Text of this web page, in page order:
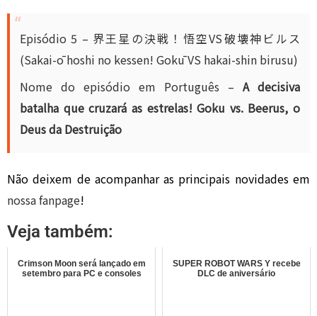
Episódio 5 – 界王星の決戦！悟空VS破壊神ビルス
(Sakai-ō hoshi no kessen! Gokū VS hakai-shin birusu)
Nome do episódio em Português – A decisiva
batalha que cruzará as estrelas! Goku vs. Beerus, o
Deus da Destruição
Não deixem de acompanhar as principais novidades em
nossa fanpage!
Veja também:
Crimson Moon será lançado em
setembro para PC e consoles
SUPER ROBOT WARS Y recebe
DLC de aniversário